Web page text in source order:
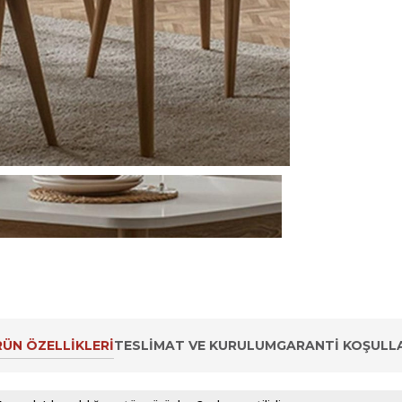
ÖZELLIKLERITESLIMAT VE KURULUMGARANTI